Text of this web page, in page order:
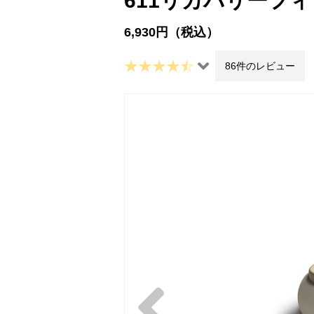
6,930円（税込）
86件のレビュー